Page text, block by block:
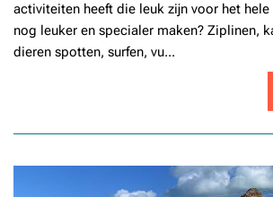
activiteiten heeft die leuk zijn voor het hele
nog leuker en specialer maken? Ziplinen,
dieren spotten, surfen, vu...